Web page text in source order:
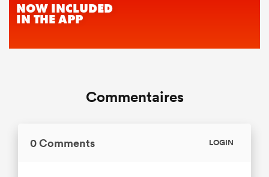
Commentaires
0 Comments LOGIN